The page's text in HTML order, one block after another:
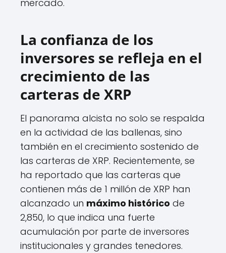
mercado.
La confianza de los
inversores se refleja en el
crecimiento de las
carteras de XRP
El panorama alcista no solo se respalda
en la actividad de las ballenas, sino
también en el crecimiento sostenido de
las carteras de XRP. Recientemente, se
ha reportado que las carteras que
contienen más de 1 millón de XRP han
alcanzado un máximo histórico de
2,850, lo que indica una fuerte
acumulación por parte de inversores
institucionales y grandes tenedores.